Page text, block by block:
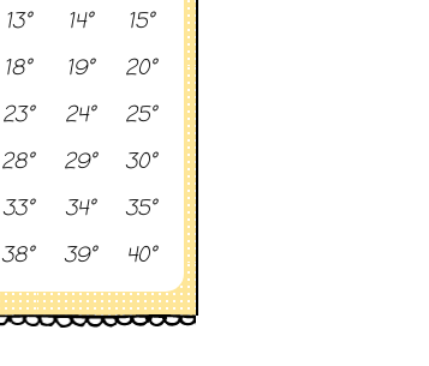
13° 14°
15°
18° 19°
20°
23° 24°
25°
28° 29°
30°
33° 34°
35°
38° 39° 40°